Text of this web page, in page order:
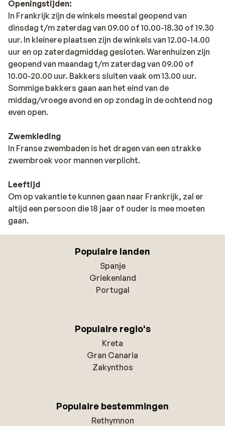
Openingstijden:
In Frankrijk zijn de winkels meestal geopend van
dinsdag t/m zaterdag van 09.00 of 10.00-18.30 of 19.30
uur. In kleinere plaatsen zijn de winkels van 12.00-14.00
uur en op zaterdagmiddag gesloten. Warenhuizen zijn
geopend van maandag t/m zaterdag van 09.00 of
10.00-20.00 uur. Bakkers sluiten vaak om 13.00 uur.
Sommige bakkers gaan aan het eind van de
middag/vroege avond en op zondag in de ochtend nog
even open.
Zwemkleding
In Franse zwembaden is het dragen van een strakke
zwembroek voor mannen verplicht.
Leeftijd
Om op vakantie te kunnen gaan naar Frankrijk, zal er
altijd een persoon die 18 jaar of ouder is mee moeten
gaan.
Populaire landen
Spanje
Griekenland
Portugal
Populaire regio's
Kreta
Gran Canaria
Zakynthos
Populaire bestemmingen
Rethymnon